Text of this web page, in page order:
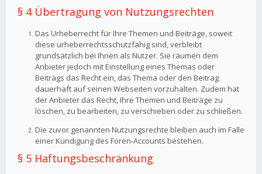
§ 4 Übertragung von Nutzungsrechten
Das Urheberrecht für Ihre Themen und Beiträge, soweit
diese urheberrechtsschutzfähig sind, verbleibt
grundsätzlich bei Ihnen als Nutzer. Sie räumen dem
Anbieter jedoch mit Einstellung eines Themas oder
Beitrags das Recht ein, das Thema oder den Beitrag
dauerhaft auf seinen Webseiten vorzuhalten. Zudem hat
der Anbieter das Recht, Ihre Themen und Beiträge zu
löschen, zu bearbeiten, zu verschieben oder zu schließen.
Die zuvor genannten Nutzungsrechte bleiben auch im Falle
einer Kündigung des Foren-Accounts bestehen.
§ 5 Haftungsbeschränkung